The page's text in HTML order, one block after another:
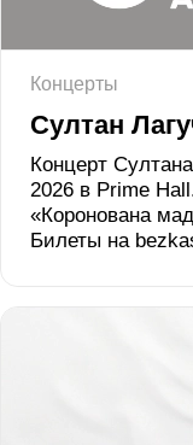
Концерты
Султан
Концерт
2026 в Prime
«Коронована
Билеты на